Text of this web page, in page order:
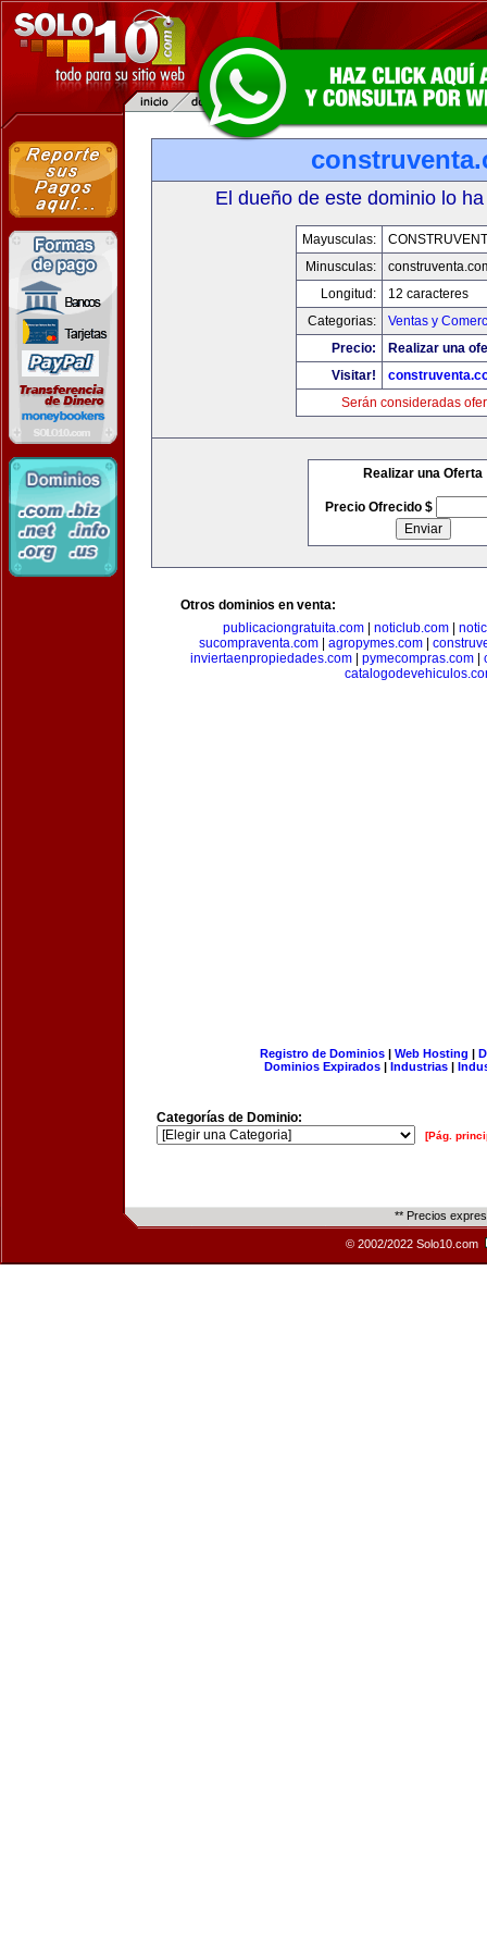
El dueño de este dominio lo
Mayusculas:
Minusculas:
Longitud:
12 caracteres
Categorias:
Ventas y
Precio:
Realizar una
Visitar!
Serán consideradas
Realizar una Oferta
Precio Ofrecido $
Otros dominios en venta:
publicaciongratuita.com| noticlub.com|
sucompraventa.com
agropymes.com
inviertaenpropiedades.com| pymecompras.com|
Registro de Dominios| Web Hosting |
Dominios Expirados | Industrias |
Categorías de Dominio:
[Pág.
** Precios
© 2002/2022 Solo10.com